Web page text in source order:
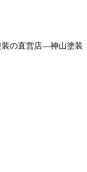
装の直営店―神山塗装